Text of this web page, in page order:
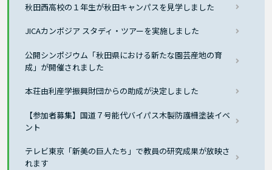
秋田西高校の１年生が秋田キャンパスを見学しました
JICAカンボジア スタディ・ツアーを実施しました
公開シンポジウム「秋田県における新たな園芸産地の育
成」が開催されました
本荘由利産学振興財団からの助成が決定しました
【参加者募集】国道７号能代バイパス木製防護柵塗装イベ
ント
テレビ東京「新美の巨人たち」で教員の研究成果が放映さ
れます